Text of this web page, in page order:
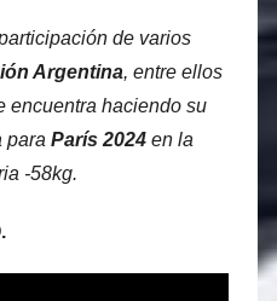
de varios
Argentina, entre ellos
encuentra haciendo su
para París 2024 en la
-58kg.